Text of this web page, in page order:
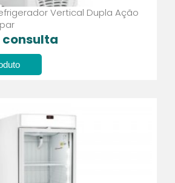
Vertical Dupla Ação
consulta